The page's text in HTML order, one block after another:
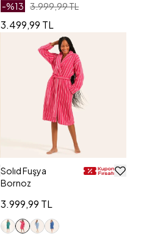
-%13 3.999,99 TL
3.499,99 TL
Solıd Fuşya
Bornoz
3.999,99 TL